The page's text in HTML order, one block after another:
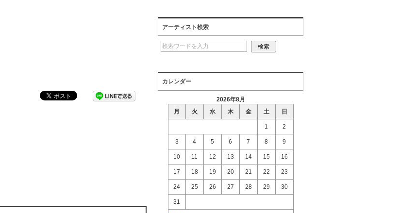
アーティスト検索
カレンダー
2026年8月
月
火 水 木 金 土 日
1 2
3 4 5 6 7 8 9
10 11 12 13 14 15 16
17 18 19 20 21 22 23
24 25 26 27 28 29 30
31